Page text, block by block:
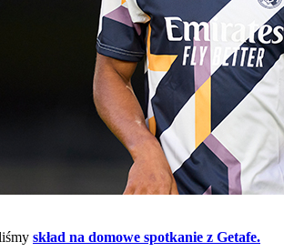
skład na domowe spotkanie z Getafe.